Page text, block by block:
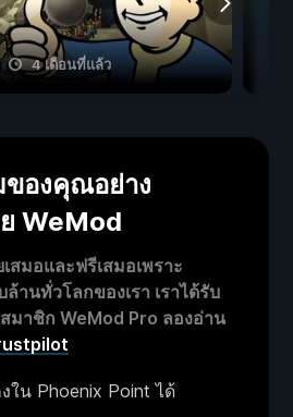
4 เดือนที่แล้ว
ของคุณอย่าง
WeMod
สมอและฟรีเสมอเพราะ
านทั่วโลกของเรา เราได้รับ
มาชิก WeMod Pro ลองอ่าน
ใน Phoenix Point ได้